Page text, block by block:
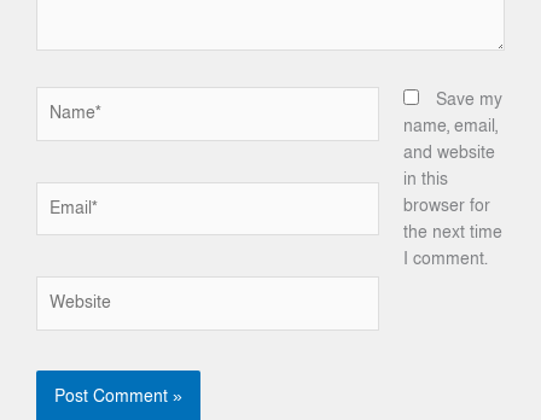
Save my
name, email,
and website
in this
browser for
the next time
I comment.